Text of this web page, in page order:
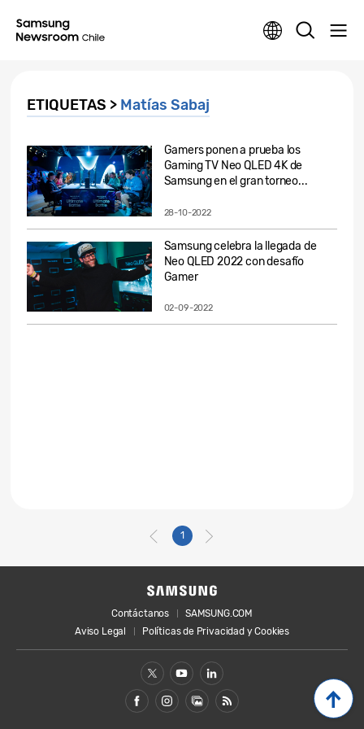
ETIQUETAS > Matías Sabaj
Gamers ponen a prueba los
Gaming TV Neo QLED 4K de
Samsung en el gran torneo...
28-10-2022
Samsung celebra la llegada de
Neo QLED 2022 con desafío
Gamer
02-09-2022
1
Contáctanos
SAMSUNG.COM
Aviso Legal
Políticas de Privacidad y Cookies